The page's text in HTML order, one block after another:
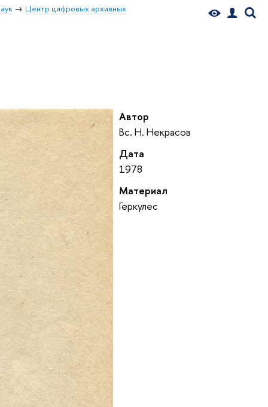
Центр цифровых архивных
Автор
Вс. Н. Некрасов
Дата
1978
Материал
Геркулес